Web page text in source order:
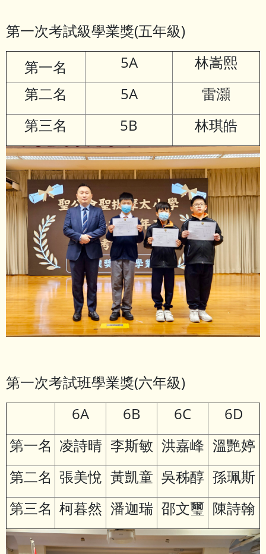
第一次考試級學業獎(五年級)
第一名
5A
林嵩熙
第二名
5A
雷灝
第三名
5B 林琪皓
第一次考試班學業獎(六年級)
6A
6B 6C
6D
第一名 凌詩晴 李斯敏 洪嘉峰 溫艷婷
第二名 張美悅 黃凱童 吳秭醇 孫珮斯
第三名 柯暮然 潘迦瑞 邵文璽 陳詩翰